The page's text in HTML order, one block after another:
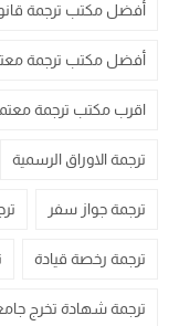
أفضل مكتب ترجمة
أفضل مكتب ترجمة
اقرب مكتب ترجمة
ترجمة الاوراق الرسمية
ترجمة جواز سفر
ترجمة رخصة قيادة
ترجمة شهادة تخرج